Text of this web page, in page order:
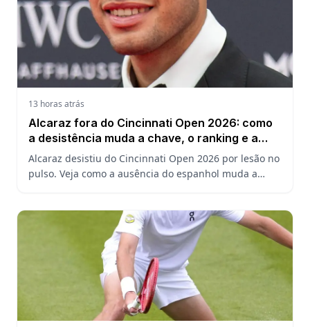
13 horas atrás
Alcaraz fora do Cincinnati Open 2026: como
a desistência muda a chave, o ranking e a
defesa do US Open
Alcaraz desistiu do Cincinnati Open 2026 por lesão no
pulso. Veja como a ausência do espanhol muda a